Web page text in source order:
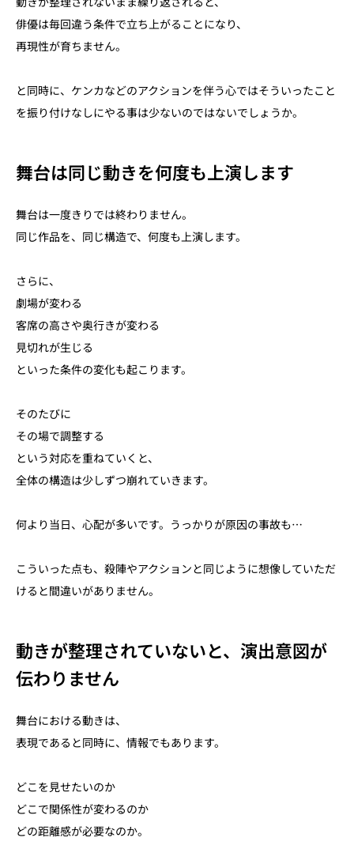
俳優は毎回違う条件で立ち上がることになり、
再現性が育ちません。
と同時に、ケンカなどのアクションを伴う心ではそういったこと
を振り付けなしにやる事は少ないのではないでしょうか。
舞台は同じ動きを何度も上演します
舞台は一度きりでは終わりません。
同じ作品を、同じ構造で、何度も上演します。
さらに、
劇場が変わる
客席の高さや奥行きが変わる
見切れが生じる
といった条件の変化も起こります。
そのたびに
その場で調整する
という対応を重ねていくと、
全体の構造は少しずつ崩れていきます。
何より当日、心配が多いです。うっかりが原因の事故も…
こういった点も、殺陣やアクションと同じように想像していただ
けると間違いがありません。
動きが整理されていないと、演出意図が
伝わりません
舞台における動きは、
表現であると同時に、情報でもあります。
どこを見せたいのか
どこで関係性が変わるのか
どの距離感が必要なのか。